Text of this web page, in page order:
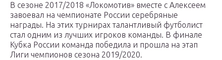
В сезоне 2017/2018 «Локомотив» вместе с Алексеем
завоевал на чемпионате России серебряные
награды. На этих турнирах талантливый футболист
стал одним из лучших игроков команды. В финале
Кубка России команда победила и прошла на этап
Лиги чемпионов сезона 2019/2020.